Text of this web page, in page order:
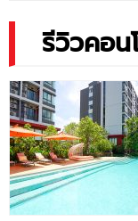
รีวิวคอน